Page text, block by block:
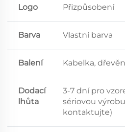
Logo Přizpůsobení
Barva Vlastní barva
Balení Kabelka,
Dodací
lhůta
3-7 dní pro
sériovou
kontaktujte)